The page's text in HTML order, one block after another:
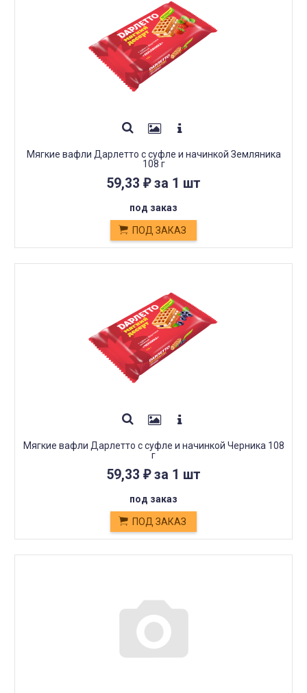
Мягкие вафли Дарлетто с суфле и начинкой Земляника
108 г
59,33 ₽за 1 шт
под заказ
ПОД ЗАКАЗ
Мягкие вафли Дарлетто с суфле и начинкой Черника 108
г
59,33 ₽за 1 шт
под заказ
ПОД ЗАКАЗ